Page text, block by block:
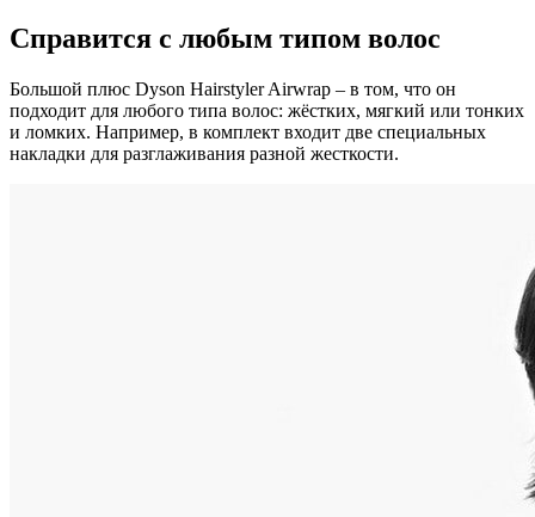
Справится с любым типом волос
Большой плюс Dyson Hairstyler Airwrap – в том, что он
подходит для любого типа волос: жёстких, мягкий или тонких
и ломких. Например, в комплект входит две специальных
накладки для разглаживания разной жесткости.